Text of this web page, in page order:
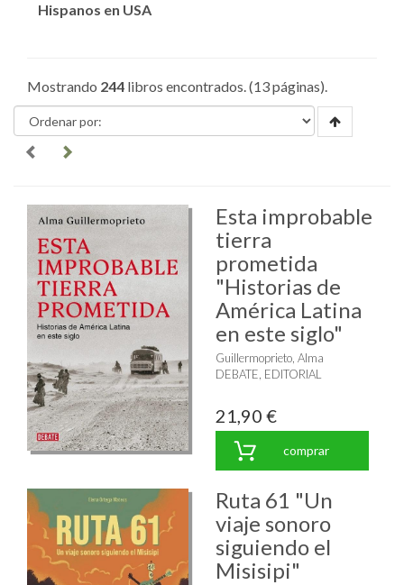
Hispanos en USA
Mostrando 244 libros encontrados. (13 páginas).
Esta improbable
tierra
prometida
"Historias de
América Latina
en este siglo"
Guillermoprieto, Alma
DEBATE, EDITORIAL
21,90 €
comprar
Ruta 61 "Un
viaje sonoro
siguiendo el
Misisipi"